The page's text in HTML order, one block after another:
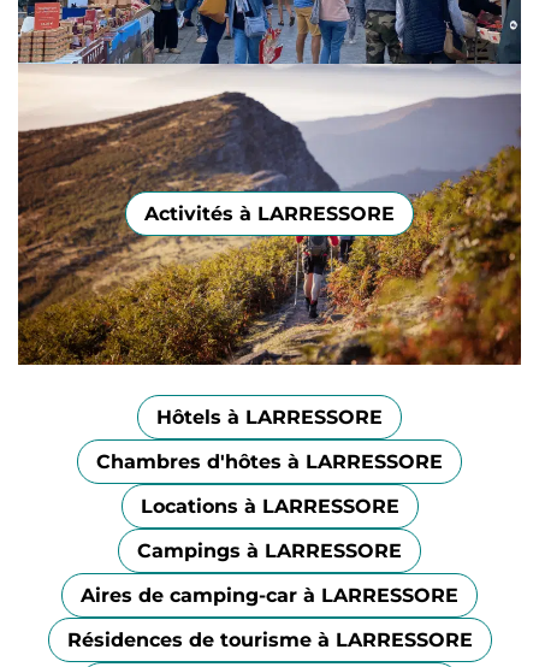
Activités à LARRESSORE
Hôtels à LARRESSORE
Chambres d'hôtes à LARRESSORE
Locations à LARRESSORE
Campings à LARRESSORE
Aires de camping-car à LARRESSORE
Résidences de tourisme à LARRESSORE